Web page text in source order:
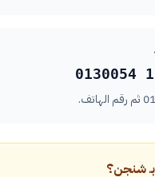
0130054
شنجن؟